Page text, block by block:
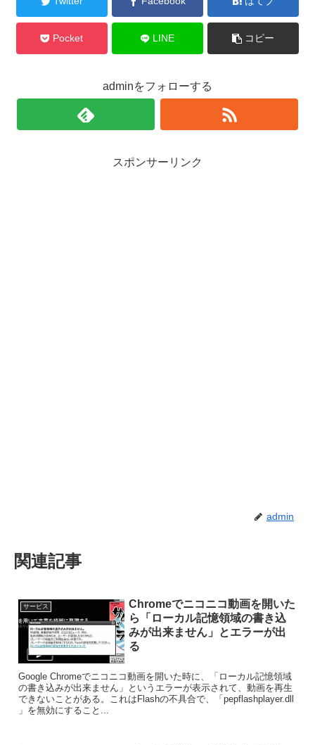
Pocket LINE コピー
adminをフォローする
スポンサーリンク
admin
関連記事
サービス
Chromeでニコニコ動画を開いた
ら「ローカル記憶領域の書き込
みが出来ません」とエラーが出
る
Google Chromeでニコニコ動画を開いた時に、「ローカル記憶領域
の書き込みが出来ません」というエラーが表示されて、動画を再生
できないことがある。これはFlashの不具合で、「pepflashplayer.dll
」を無効にすること...